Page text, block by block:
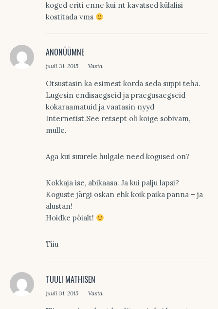
koged eriti enne kui nt kavatsed külalisi
kostitada vms
ANONÜÜMNE
juuli 31, 2015 Vasta
Otsustasin ka esimest korda seda suppi teha.
Lugesin endisaegseid ja praegusaegseid
kokaraamatuid ja vaatasin nyyd
Internetist.See retsept oli kõige sobivam,
mulle.
Aga kui suurele hulgale need kogused on?
Kokkaja ise, abikaasa. Ja kui palju lapsi?
Koguste järgi oskan ehk kõik paika panna – ja
alustan!
Hoidke pöialt!
Tiiu
TUULI MATHISEN
juuli 31, 2015 Vasta